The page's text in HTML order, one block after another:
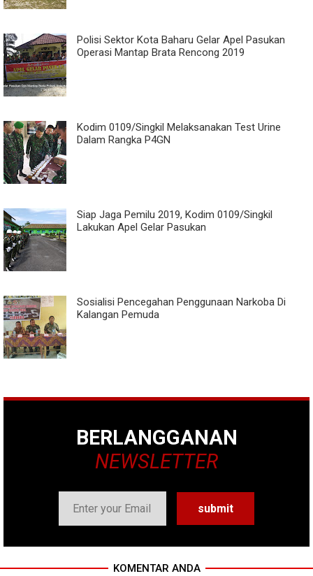
Polisi Sektor Kota Baharu Gelar Apel Pasukan
Operasi Mantap Brata Rencong 2019
Kodim 0109/Singkil Melaksanakan Test Urine
Dalam Rangka P4GN
Siap Jaga Pemilu 2019, Kodim 0109/Singkil
Lakukan Apel Gelar Pasukan
Sosialisi Pencegahan Penggunaan Narkoba Di
Kalangan Pemuda
BERLANGGANAN
NEWSLETTER
KOMENTAR ANDA